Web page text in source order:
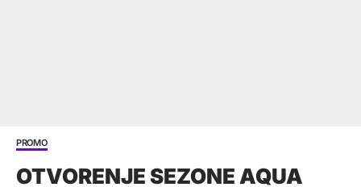
PROMO
OTVORENJE SEZONE AQUA